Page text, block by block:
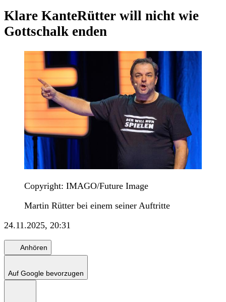
Klare KanteRütter will nicht wie
Gottschalk enden
Copyright: IMAGO/Future Image
Martin Rütter bei einem seiner Auftritte
24.11.2025, 20:31
Anhören
Auf Google bevorzugen